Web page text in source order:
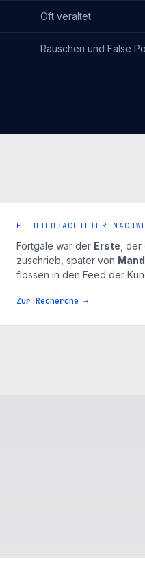
Oft veraltet
Rauschen und False
FELDBEOBACHTETER
Fortgale war der Erste ,
zuschrieb, später von
flossen in den Feed der
Zur Recherche →